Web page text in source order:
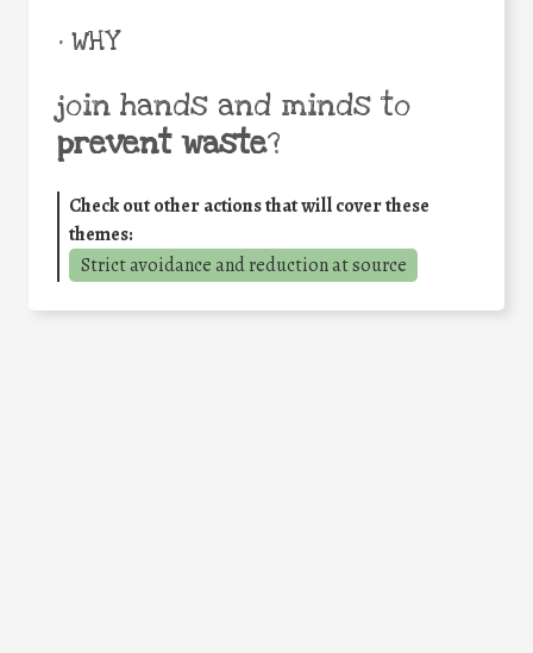
• WHY
join hands and minds to
prevent waste?
Check out other actions that will cover these
themes:
Strict avoidance and reduction at source